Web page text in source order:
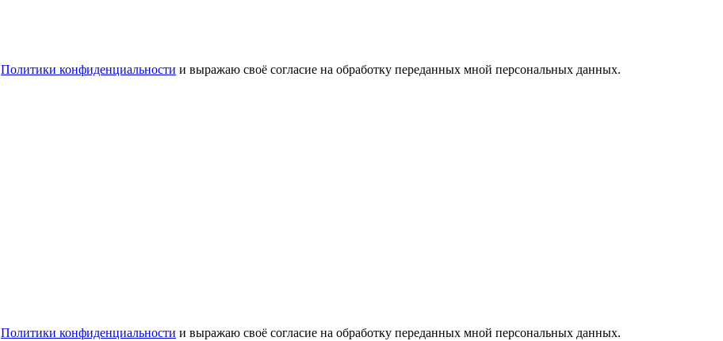
Политики конфиденциальности и выражаю своё согласие на обработку переданных мной персональных данных.
Политики конфиденциальности и выражаю своё согласие на обработку переданных мной персональных данных.